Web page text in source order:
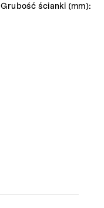
Grubość ścianki (mm):